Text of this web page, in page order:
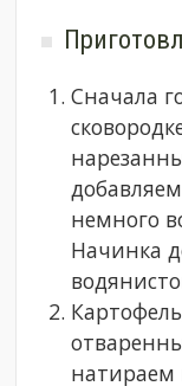
Сначала
немного
Начинка
натираем